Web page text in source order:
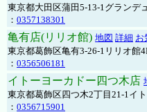
東京都大田区蒲田5-13-1グランデ
： 0357138301
亀有店(リリオ館) 地図 詳細 お
東京都葛飾区亀有3-26-1リリオ館
： 0356506181
イトーヨーカドー四つ木店
東京都葛飾区四つ木2丁目21-1イ
： 0356715901